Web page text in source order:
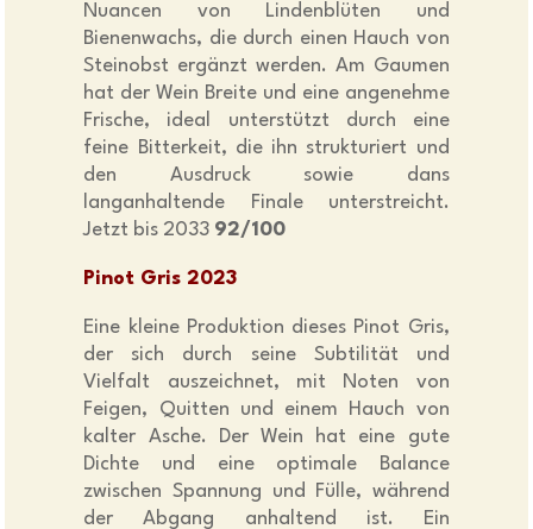
Nuancen von Lindenblüten und
Bienenwachs, die durch einen Hauch von
Steinobst ergänzt werden. Am Gaumen
hat der Wein Breite und eine angenehme
Frische, ideal unterstützt durch eine
feine Bitterkeit, die ihn strukturiert und
den Ausdruck sowie dans
langanhaltende Finale unterstreicht.
Jetzt bis 2033 92/100
Pinot Gris 2023
Eine kleine Produktion dieses Pinot Gris,
der sich durch seine Subtilität und
Vielfalt auszeichnet, mit Noten von
Feigen, Quitten und einem Hauch von
kalter Asche. Der Wein hat eine gute
Dichte und eine optimale Balance
zwischen Spannung und Fülle, während
der Abgang anhaltend ist. Ein